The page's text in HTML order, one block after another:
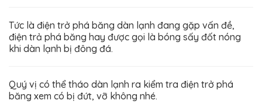
Tức là điện trở phá băng dàn lạnh đang gặp vấn đề,
điện trả phá băng hay được gọi là bóng sấy đốt nóng
khi dàn lạnh bị đông đá.
Quý vị có thể tháo dàn lạnh ra kiểm tra điện trở phá
băng xem có bị đứt, vỡ không nhé.